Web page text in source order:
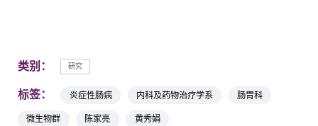
类别： 研究
标签： 炎症性肠病 内科及药物治疗学系
肠胃科
微生物群
陈家亮 黄秀娟